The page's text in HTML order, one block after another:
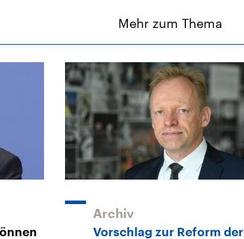
Mehr zum Thema
Archiv
Vorschlag zur Reform der